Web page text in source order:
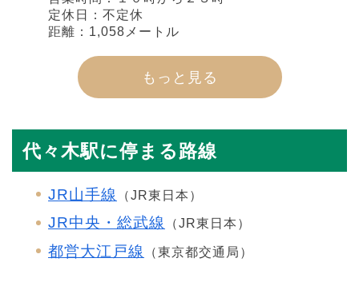
定休日：不定休
距離：1,058メートル
もっと見る
代々木駅に停まる路線
JR山手線 （JR東日本）
JR中央・総武線 （JR東日本）
都営大江戸線 （東京都交通局）